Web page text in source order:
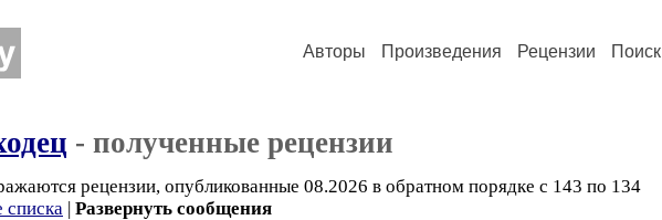
Авторы Произведения Рецензии Поиск
- полученные рецензии
рецензии, опубликованные 08.2026 в обратном порядке с 143 по 134
списка | Развернуть сообщения